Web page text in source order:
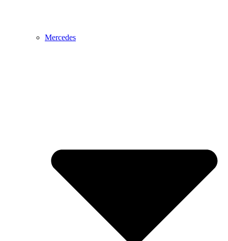
Mercedes